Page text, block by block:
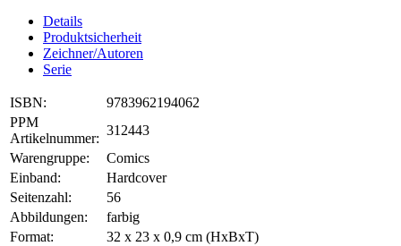
Details
Produktsicherheit
Zeichner/Autoren
Serie
ISBN:
9783962194062
PPM
Artikelnummer:
312443
Warengruppe:
Comics
Einband:
Hardcover
Seitenzahl:
56
Abbildungen:
farbig
Format:
32 x 23 x 0,9 cm (HxBxT)